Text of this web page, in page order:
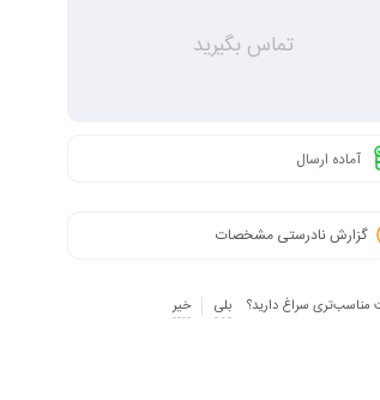
تماس بگیرید
آماده ارسال
گزارش نادرستی مشخصات
مناسب‌تری سراغ دارید؟ بلی خیر